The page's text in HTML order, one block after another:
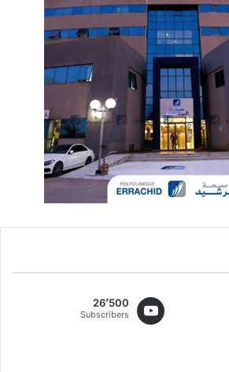
26٬500
Subscribers